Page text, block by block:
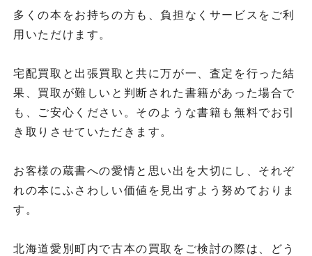
多くの本をお持ちの方も、負担なくサービスをご利
用いただけます。
宅配買取と出張買取と共に万が一、査定を行った結
果、買取が難しいと判断された書籍があった場合で
も、ご安心ください。そのような書籍も無料でお引
き取りさせていただきます。
お客様の蔵書への愛情と思い出を大切にし、それぞ
れの本にふさわしい価値を見出すよう努めておりま
す。
北海道愛別町内で古本の買取をご検討の際は、どう